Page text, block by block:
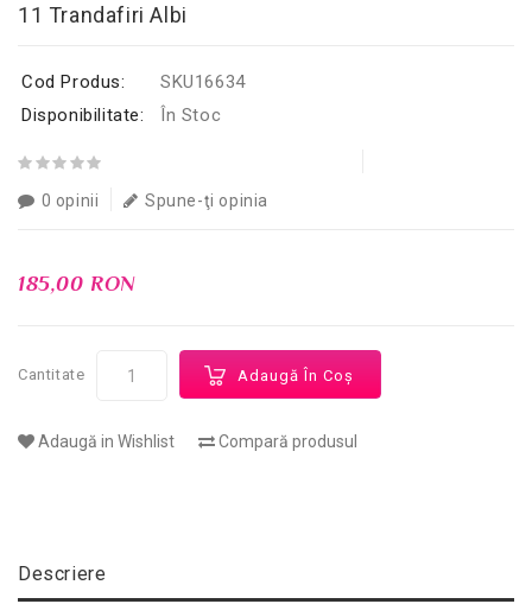
11 Trandafiri Albi
Cod Produs:
SKU16634
Disponibilitate:
În Stoc
0 opinii Spune-ţi opinia
185,00 RON
Cantitate Adaugă În Coş
Adaugă in Wishlist Compară produsul
Descriere